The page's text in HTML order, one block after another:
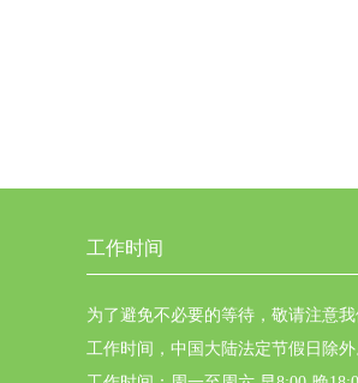
工作时间
为了避免不必要的等待，敬请注意
工作时间，中国大陆法定节假日除外